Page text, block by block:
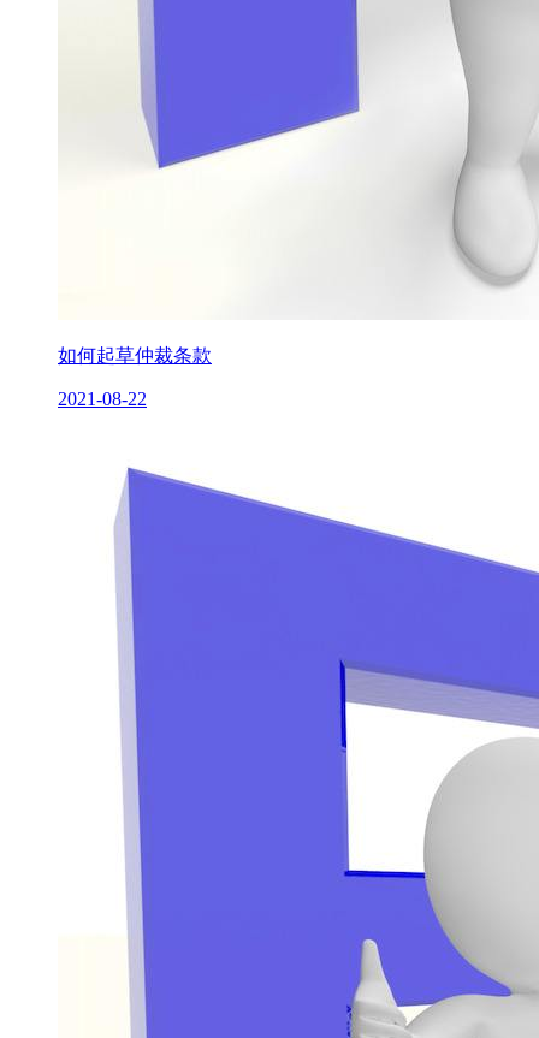
如何起草仲裁条款
2021-08-22